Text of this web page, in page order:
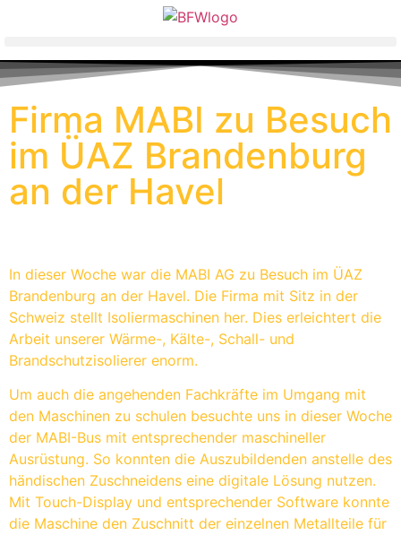
Firma MABI zu Besuch
im ÜAZ Brandenburg
an der Havel
In dieser Woche war die MABI AG zu Besuch im ÜAZ
Brandenburg an der Havel. Die Firma mit Sitz in der
Schweiz stellt Isoliermaschinen her. Dies erleichtert die
Arbeit unserer Wärme-, Kälte-, Schall- und
Brandschutzisolierer enorm.
Um auch die angehenden Fachkräfte im Umgang mit
den Maschinen zu schulen besuchte uns in dieser Woche
der MABI-Bus mit entsprechender maschineller
Ausrüstung. So konnten die Auszubildenden anstelle des
händischen Zuschneidens eine digitale Lösung nutzen.
Mit Touch-Display und entsprechender Software konnte
die Maschine den Zuschnitt der einzelnen Metallteile für